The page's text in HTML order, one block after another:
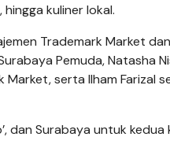
kuliner lokal.
Trademark Market
Pemuda, Natasha
serta Ilham Farizal
dan Surabaya untuk kedua